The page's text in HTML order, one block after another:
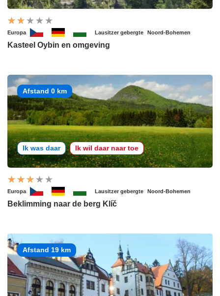
Europa Lausitzer gebergte Noord-Bohemen
Kasteel Oybin en omgeving
Afstand 0 km
Ik was daar Ik wil daar naar toe
Europa Lausitzer gebergte Noord-Bohemen
Beklimming naar de berg Klíč
Afstand 19 km